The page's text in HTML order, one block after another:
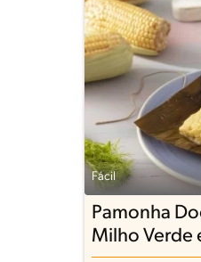
Fácil
Pamonha
Milho Verde